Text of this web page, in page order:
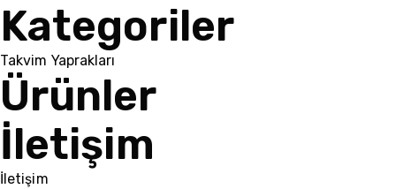
Kategoriler
Takvim Yaprakları
Ürünler
İletişim
İletişim